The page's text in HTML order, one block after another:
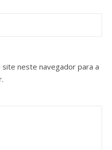
neste navegador para a